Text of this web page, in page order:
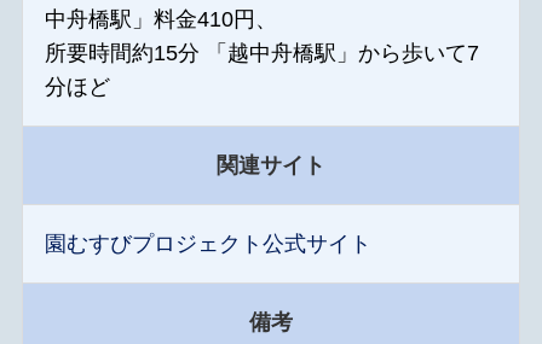
中舟橋駅」料金410円、
所要時間約15分 「越中舟橋駅」から歩いて7
分ほど
関連サイト
園むすびプロジェクト公式サイト
備考